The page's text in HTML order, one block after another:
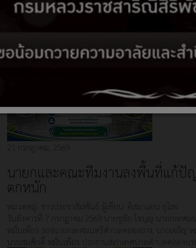
ข่าวประชาสัมพันธ์
21 กรกฎาคม, 2569
นายกและคณะทีมงานลงพื้นที่แก้ปั
ตกหนัก
หมวดหมู่: ข่าวประชาสัมพันธ์ ผู้เขียน:
อิสมาแอน ยูโสะ
วันอังคารที่ 7 กรกฎาคม 2569 นายชูชัย ใจบุญ นายกเทศ
หมั่นเพียร รองนายกเทศมนตรีตำบลคลองยาง, นายเจริญ
นายสมศักดิ์ หมั่นเพียร ประธานสภาเทศบาลตำบลคลองย